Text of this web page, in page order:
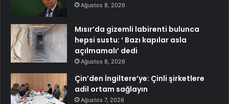
Ağustos 8, 2026
Mısır’da gizemli labirenti bulunca
hepsi sustu: ‘ Bazı kapılar asla
açılmamalı’ dedi
Ağustos 8, 2026
Çin’den İngiltere’ye: Çinli şirketlere
adil ortam sağlayın
Ağustos 7, 2026